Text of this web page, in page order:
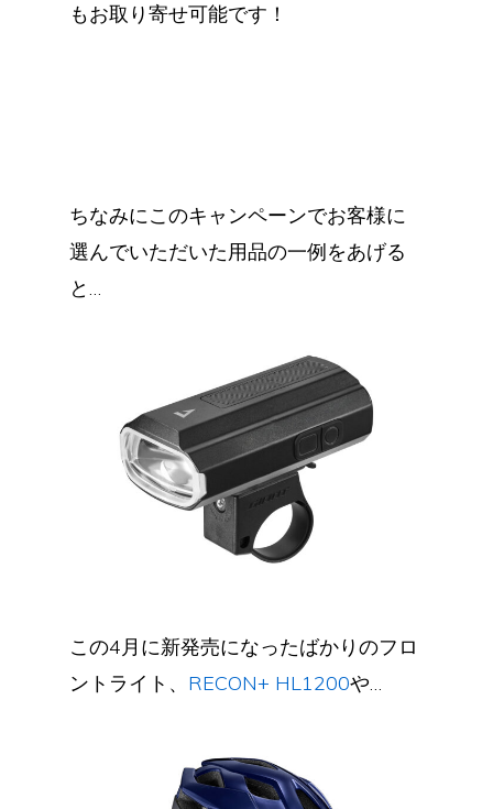
もお取り寄せ可能です！
ちなみにこのキャンペーンでお客様に
選んでいただいた用品の一例をあげる
と…
この4月に新発売になったばかりのフロ
ントライト、 RECON+ HL1200や…